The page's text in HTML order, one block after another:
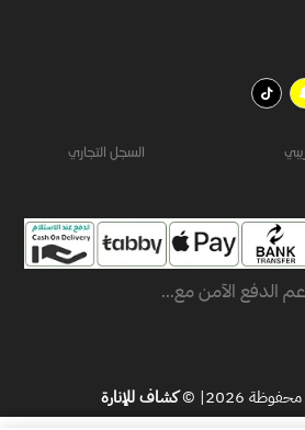
السجل التجاري
الدفع الآمن مع...
2026| © كشاف للإنارة